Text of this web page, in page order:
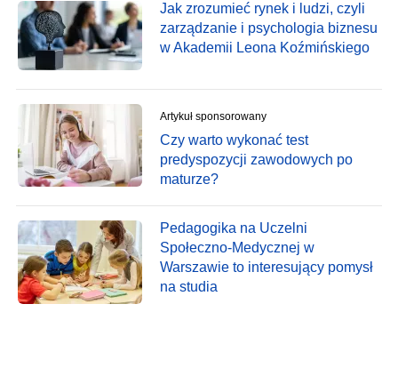
Jak zrozumieć rynek i ludzi, czyli
zarządzanie i psychologia biznesu
w Akademii Leona Koźmińskiego
Artykuł sponsorowany
Czy warto wykonać test
predyspozycji zawodowych po
maturze?
Pedagogika na Uczelni
Społeczno-Medycznej w
Warszawie to interesujący pomysł
na studia